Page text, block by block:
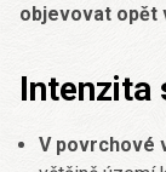
objevovat opět
Intenzita
V povrchové